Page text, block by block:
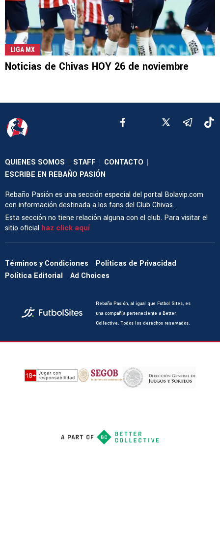
LIGA MX
Noticias de Chivas HOY 26 de noviembre
QUIENES SOMOS STAFF CONTACTO
ESCRIBE EN REBAÑO PASIÓN
Rebaño Pasión es una sección especial del portal Bolavip.com
con información destinada a los fans del Club Chivas.
Esta sección no tiene relación alguna con el club. Para visitar el
sitio oficial haz click aquí
Términos y Condiciones
Políticas de Privacidad
Política Editorial
Ad Choices
Rebaño Pasión, al igual que Futbol Sites, es
una compañía perteneciente a Better
Collective. Todos los derechos reservados.